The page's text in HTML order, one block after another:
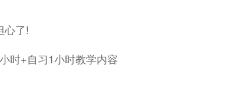
心了!
时+自习1小时教学内容